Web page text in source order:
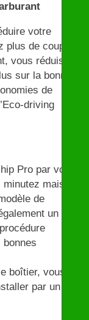
votre
de couple.
vous réduisez
sur la bonne
de
driving
Pro par vous-
mais
de
un
bonnes
boîtier, vous
par un de